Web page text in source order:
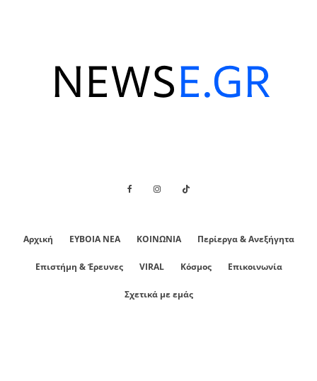
Αρχική ΕΥΒΟΙΑ ΝΕΑ ΚΟΙΝΩΝΙΑ Περίεργα & Ανεξήγητα
Επιστήμη & Έρευνες VIRAL Κόσμος Επικοινωνία
Σχετικά με εμάς